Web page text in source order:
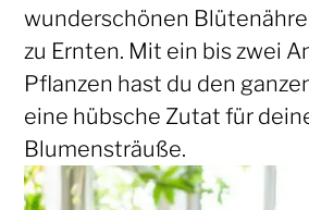
wunderschönen
zu Ernten. Mit ein bis zwei
Pflanzen hast du den
eine hübsche Zutat für
Blumensträuße.